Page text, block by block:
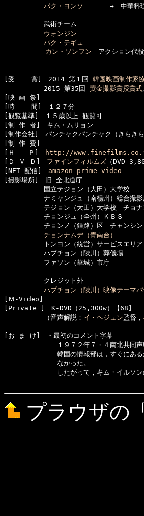
パク・ヨンソ
→　中華料理店
武術チーム
ウォンジン
パク・テギュ
カン・ソンフン アクション代役
[受    賞]　2014 第１回 韓国映画制作家
2015 第35回 黄金撮影賞授賞式
[映 画 祭]
[時    間]　１２７分
[観覧基準]　１５歳以上 観覧可
[制 作 者]　キム・ムリョン
[制作会社]　パンチャクパンチャク（きらき
[制 作 費]
[Ｈ　　Ｐ]
http://
[Ｄ Ｖ Ｄ] ファインフィルムズ （DVD
[NET 配信] amazon prime video
[撮影場所]　旧 全北道庁
国立テジョン（大田）大学校
ナミャンジュ（南楊州）総合撮影
テジョン（大田）大学校　チョナン
チョンジュ（全州）ＫＢＳ
チョンノ（鍾路）区　チャンシン（
チョンナムデ（青南台）
トンヨン（統営）サービスエリア
ハプチョン（陜川）葬儀場
ファソン（華城）市庁
クレジット外
ハプチョン（陜川）映像テーマパ
[Ｍ-Video]
[Private ]　K-DVD（25,300w）【68】
（音声解説： イ・ヘジュン監督，
[お ま け]　・最初のコメント字幕
１９７２年７・４南北共同声明の発
韓国の情報部は，すぐにあるかも知
なかった。
したがって，キム・イルソンの代役
プラウザの